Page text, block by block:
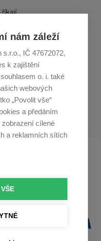
nám záleží
IČ 47672072,
k zajištění
o. i. také
webových
„Povolit vše“
a předáním
zobrazení cílené
a reklamních sítích
říkají